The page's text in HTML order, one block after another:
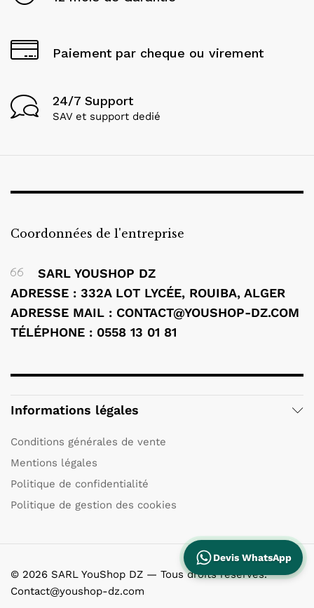
Paiement par cheque ou virement
24/7 Support
SAV et support dedié
Coordonnées de l'entreprise
SARL YOUSHOP DZ
ADRESSE : 332A LOT LYCÉE, ROUIBA, ALGER
ADRESSE MAIL : CONTACT@YOUSHOP-DZ.COM
TÉLÉPHONE : 0558 13 01 81
Informations légales
Conditions générales de vente
Mentions légales
Politique de confidentialité
Politique de gestion des cookies
© 2026 SARL YouShop DZ — Tous droits réservés.
Contact@youshop-dz.com
Devis WhatsApp